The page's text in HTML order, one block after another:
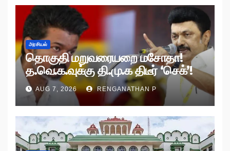
அரசியல்
தொகுதி மறுவரையறை மசோதா!
த.வெ.க.வுக்கு தி.மு.க திடீர் ‘செக்’!
AUG 7, 2026 RENGANATHAN P